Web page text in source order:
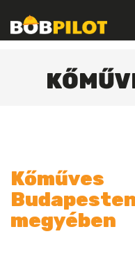
megyében